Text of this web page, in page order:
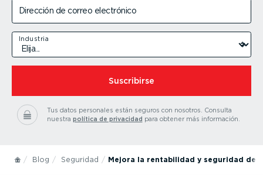
Dirección de correo electrónico
Industria
Suscribirse
Tus datos personales están seguros con nosotros. Consulta
nuestra política de privacidad para obtener más información.
Blog Seguridad Mejora la rentabilidad y seguridad de